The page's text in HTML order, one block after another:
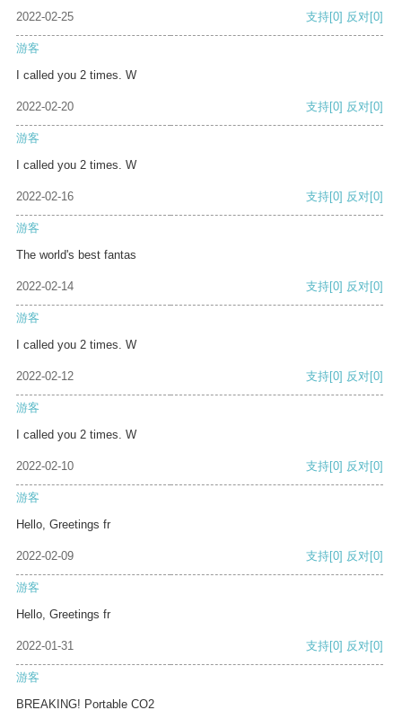
2022-02-25 支持[0] 反对[0]
游客
I called you 2 times. W
2022-02-20 支持[0] 反对[0]
游客
I called you 2 times. W
2022-02-16 支持[0] 反对[0]
游客
The world's best fantas
2022-02-14 支持[0] 反对[0]
游客
I called you 2 times. W
2022-02-12 支持[0] 反对[0]
游客
I called you 2 times. W
2022-02-10 支持[0] 反对[0]
游客
Hello, Greetings fr
2022-02-09 支持[0] 反对[0]
游客
Hello, Greetings fr
2022-01-31 支持[0] 反对[0]
游客
BREAKING! Portable CO2